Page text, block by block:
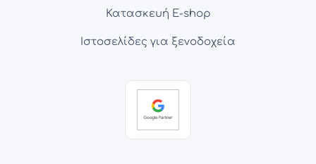
Κατασκευή E-shop
Ιστοσελίδες για ξενοδοχεία